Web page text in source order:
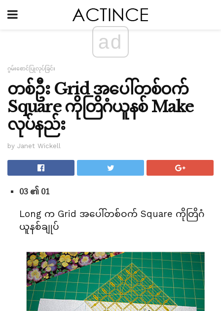
ad
ဂွမ်းစောင်ပြုလုပ်ခြင်း
တစ်ဦး Grid အပေါ်တစ်ဝက်
Square ကိုတြိဂံယူနစ် Make
လုပ်နည်း
by Janet Wickell
03 ၏ 01
Long က Grid အပေါ်တစ်ဝက် Square ကိုတြိဂံ
ယူနစ်ချုပ်